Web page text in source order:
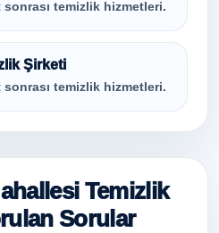
temizlik hizmetleri.
Şirketi
temizlik hizmetleri.
Temizlik
Sorular